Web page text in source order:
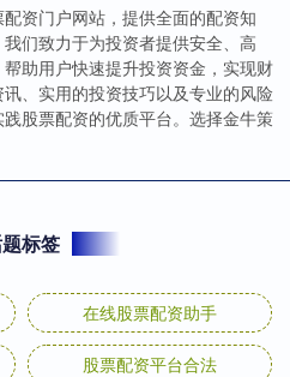
资门户网站，提供全面的配资知
们致力于为投资者提供安全、高
助用户快速提升投资资金，实现财
、实用的投资技巧以及专业的风险
股票配资的优质平台。选择金牛策
标签
在线股票配资助手
股票配资平台合法